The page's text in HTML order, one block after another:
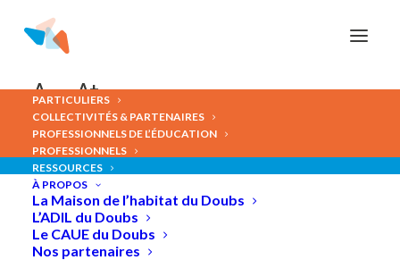
PARTICULIERS
COLLECTIVITÉS & PARTENAIRES
PROFESSIONNELS DE L’ÉDUCATION
PROFESSIONNELS
RESSOURCES
À PROPOS
La Maison de l’habitat du Doubs
L’ADIL du Doubs
Le CAUE du Doubs
Nos partenaires
A- A+
Énergie
solutions